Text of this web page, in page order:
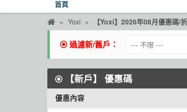
首頁
Yoxi 【Yoxi】2026年08月優惠碼/
過濾新/舊戶：
【新戶】 優惠碼
優惠內容